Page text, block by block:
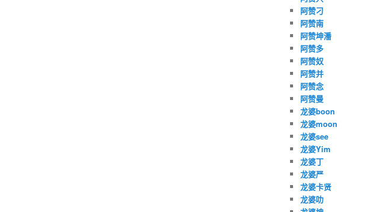
阿赞刁
阿赞南
阿赞坤潘
阿赞多
阿赞奴
阿赞并
阿赞念
阿赞曼
龙婆boon
龙婆moon
龙婆see
龙婆Yim
龙婆丁
龙婆严
龙婆卡贤
龙婆叻